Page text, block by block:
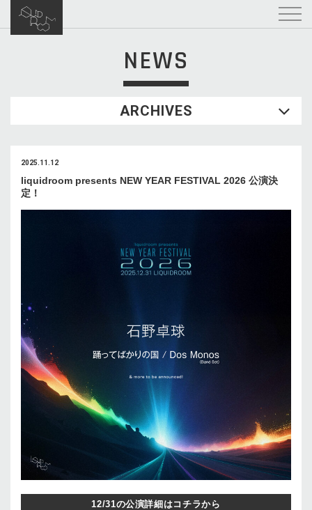
NEWS
ARCHIVES
2025.11.12
liquidroom presents NEW YEAR FESTIVAL 2026 公演決
定！
12/31の公演詳細はコチラから